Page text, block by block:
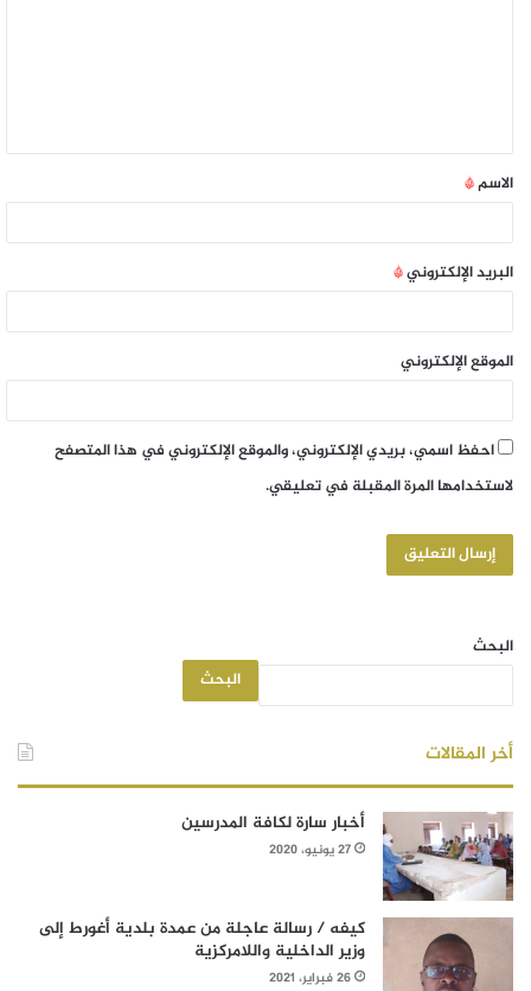
الاسم*
البريد الإلكتروني*
الموقع الإلكتروني
احفظ اسمي، بريدي الإلكتروني، والموقع الإلكتروني في هذا المتصفح
لاستخدامها المرة المقبلة في تعليقي.
البحث
البحث
أخر المقالات
أخبار سارة لكافة المدرسين
27 يونيو، 2020
كيفه / رسالة عاجلة من عمدة بلدية أغورط إلى
وزير الداخلية واللامركزية
26 فبراير، 2021